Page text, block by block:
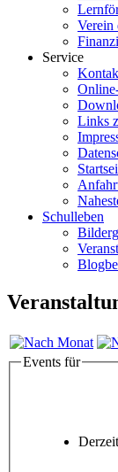
Verein
Service
Links
Schulleben
Events für